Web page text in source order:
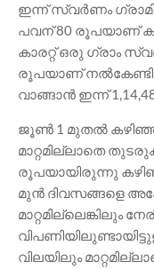
ഇന്ന് സ്വർണം
പവന് 80 രൂപയാണ്
കാരറ്റ് ഒരു ഗ്രാം
രൂപയാണ്
വാങ്ങാൻ ഇന്ന്
ജൂൺ 1 മുതൽ
മാറ്റമില്ലാതെ
രൂപയായിരുന്നു
മുൻ ദിവസങ്ങളെ
വിലയിലും